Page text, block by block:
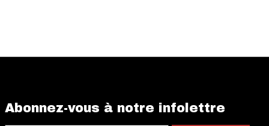
Abonnez-vous à notre infolettre